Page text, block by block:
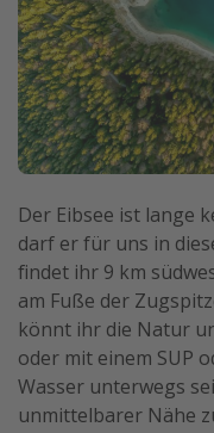
Der Eibsee ist lange
darf er für uns in
findet ihr 9 km
am Fuße der
könnt ihr die Natur
oder mit einem SUP
Wasser unterwegs
unmittelbarer Nähe